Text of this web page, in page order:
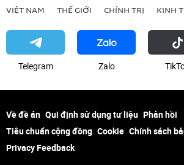
VIỆT NAM THẾ GIỚI CHÍNH TRỊ KINH
Telegram Zalo
Về đề án Qui định sử dụng tư liệu Phản hồi
Tiêu chuẩn cộng đồng Cookie Chính sách
Privacy Feedback